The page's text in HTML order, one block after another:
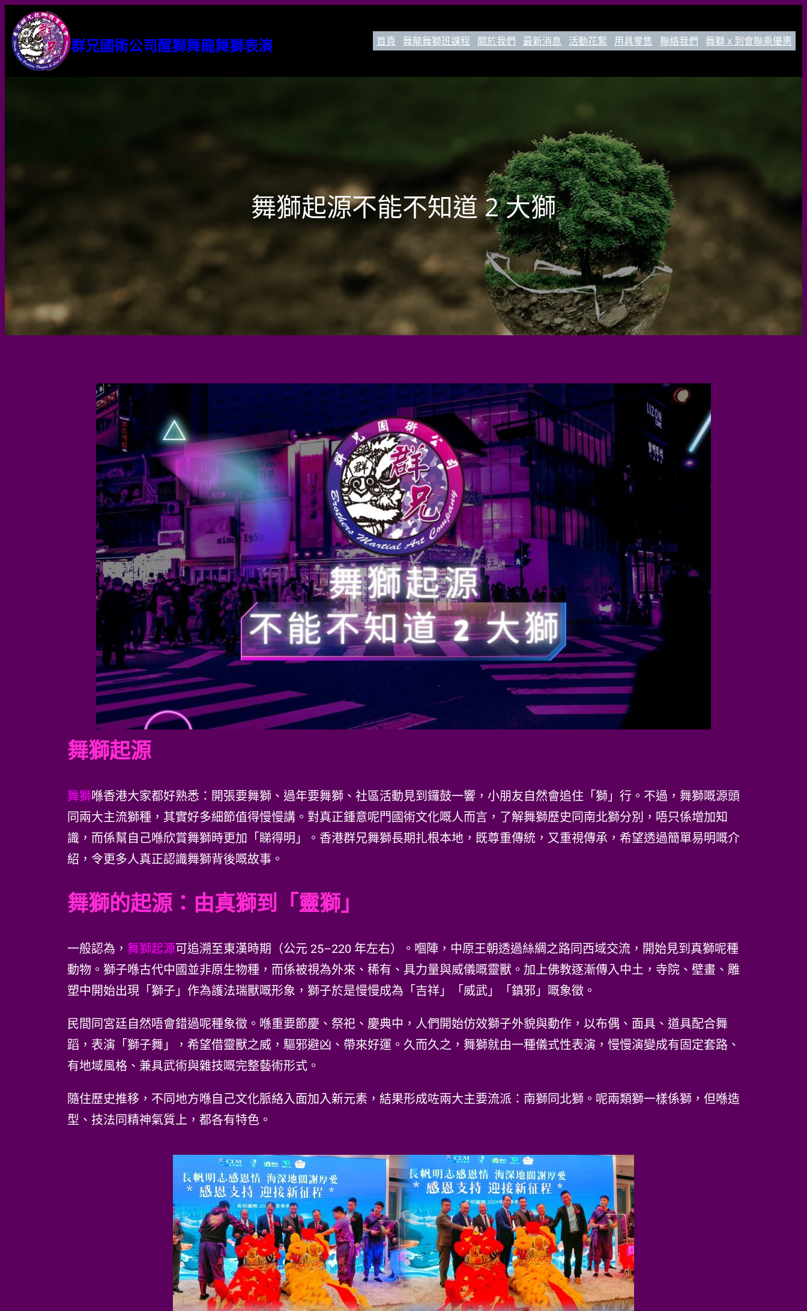
群兄國術公司醒獅舞龍舞獅表演 首頁 舞龍舞獅班課程 關於我們 最新消息 活動花絮 用具零售 聯絡我們 舞獅 x 到會聯乘優惠
舞獅起源不能不知道 2 大獅
舞獅起源
舞獅喺香港大家都好熟悉：開張要舞獅、過年要舞獅、社區活動見到鑼鼓一響，小朋友自然會追住「獅」行。不過，舞獅嘅源頭
同兩大主流獅種，其實好多細節值得慢慢講。對真正鍾意呢門國術文化嘅人而言，了解舞獅歷史同南北獅分別，唔只係增加知
識，而係幫自己喺欣賞舞獅時更加「睇得明」。香港群兄舞獅長期扎根本地，既尊重傳統，又重視傳承，希望透過簡單易明嘅介
紹，令更多人真正認識舞獅背後嘅故事。
舞獅的起源：由真獅到「靈獅」
一般認為， 舞獅起源可追溯至東漢時期（公元 25–220 年左右）。嗰陣，中原王朝透過絲綢之路同西域交流，開始見到真獅呢種
動物。獅子喺古代中國並非原生物種，而係被視為外來、稀有、具力量與威儀嘅靈獸。加上佛教逐漸傳入中土，寺院、壁畫、雕
塑中開始出現「獅子」作為護法瑞獸嘅形象，獅子於是慢慢成為「吉祥」「威武」「鎮邪」嘅象徵。
民間同宮廷自然唔會錯過呢種象徵。喺重要節慶、祭祀、慶典中，人們開始仿效獅子外貌與動作，以布偶、面具、道具配合舞
蹈，表演「獅子舞」，希望借靈獸之威，驅邪避凶、帶來好運。久而久之，舞獅就由一種儀式性表演，慢慢演變成有固定套路、
有地域風格、兼具武術與雜技嘅完整藝術形式。
隨住歷史推移，不同地方喺自己文化脈絡入面加入新元素，結果形成咗兩大主要流派：南獅同北獅。呢兩類獅一樣係獅，但喺造
型、技法同精神氣質上，都各有特色。